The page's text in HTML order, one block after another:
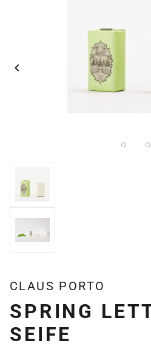
CLAUS PORTO
SPRING
SEIFE